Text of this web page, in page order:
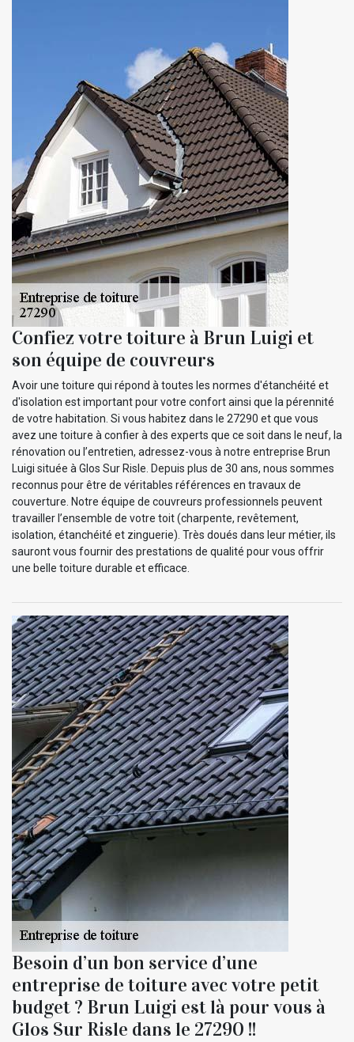
Confiez votre toiture à Brun Luigi et
son équipe de couvreurs
Avoir une toiture qui répond à toutes les normes d'étanchéité et
d'isolation est important pour votre confort ainsi que la pérennité
de votre habitation. Si vous habitez dans le 27290 et que vous
avez une toiture à confier à des experts que ce soit dans le neuf, la
rénovation ou l’entretien, adressez-vous à notre entreprise Brun
Luigi située à Glos Sur Risle. Depuis plus de 30 ans, nous sommes
reconnus pour être de véritables références en travaux de
couverture. Notre équipe de couvreurs professionnels peuvent
travailler l’ensemble de votre toit (charpente, revêtement,
isolation, étanchéité et zinguerie). Très doués dans leur métier, ils
sauront vous fournir des prestations de qualité pour vous offrir
une belle toiture durable et efficace.
Besoin d’un bon service d’une
entreprise de toiture avec votre petit
budget ? Brun Luigi est là pour vous à
Glos Sur Risle dans le 27290 !!